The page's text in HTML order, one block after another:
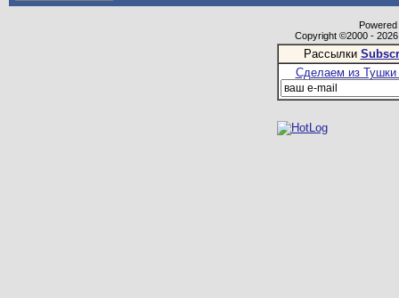
Copyright ©2000 -
Рассылки
Сделаем из Тушки